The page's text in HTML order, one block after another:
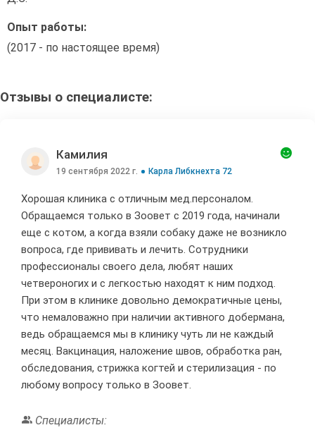
Опыт работы:
(2017 - по настоящее время)
Отзывы о специалисте:
Камилия
19 сентября 2022 г. Карла Либкнехта 72

Хорошая клиника с отличным мед.персоналом.
Обращаемся только в Зоовет с 2019 года, начинали
еще с котом, а когда взяли собаку даже не возникло
вопроса, где прививать и лечить. Сотрудники
профессионалы своего дела, любят наших
четвероногих и с легкостью находят к ним подход.
При этом в клинике довольно демократичные цены,
что немаловажно при наличии активного добермана,
ведь обращаемся мы в клинику чуть ли не каждый
месяц. Вакцинация, наложение швов, обработка ран,
обследования, стрижка когтей и стерилизация - по
любому вопросу только в Зоовет.
 Специалисты: